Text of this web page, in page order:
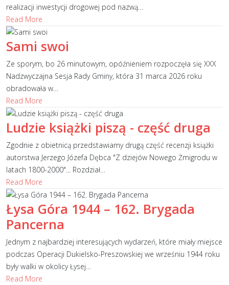
realizacji inwestycji drogowej pod nazwą…
Read More
Sami swoi
Ze sporym, bo 26 minutowym, opóźnieniem rozpoczęła się XXX
Nadzwyczajna Sesja Rady Gminy, która 31 marca 2026 roku
obradowała w…
Read More
Ludzie książki piszą - część druga
Zgodnie z obietnicą przedstawiamy drugą część recenzji książki
autorstwa Jerzego Józefa Dębca "Z dziejów Nowego Żmigrodu w
latach 1800-2000"... Rozdział…
Read More
Łysa Góra 1944 – 162. Brygada
Pancerna
Jednym z najbardziej interesujących wydarzeń, które miały miejsce
podczas Operacji Dukielsko-Preszowskiej we wrześniu 1944 roku
były walki w okolicy Łysej…
Read More